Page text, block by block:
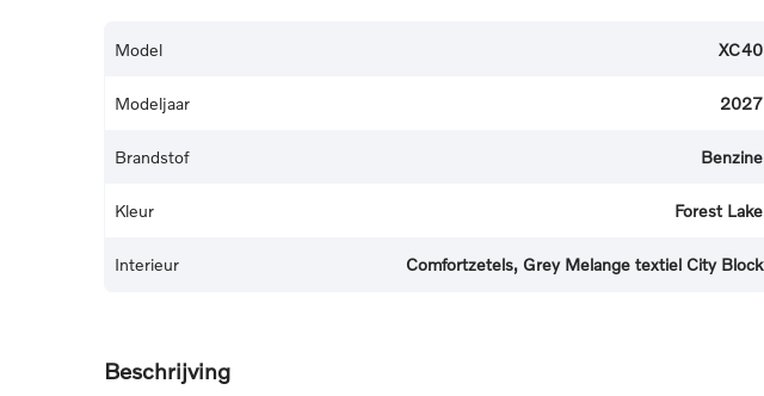
Model XC40
Modeljaar 2027
Brandstof Benzine
Kleur Forest Lake
Interieur Comfortzetels, Grey Melange textiel City Block
Beschrijving